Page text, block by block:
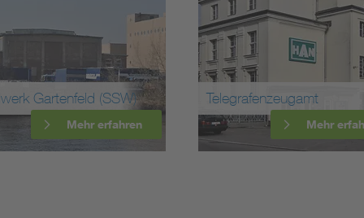
Mehr erfahren
Alte Fabrik für
(AEG)
Mehr